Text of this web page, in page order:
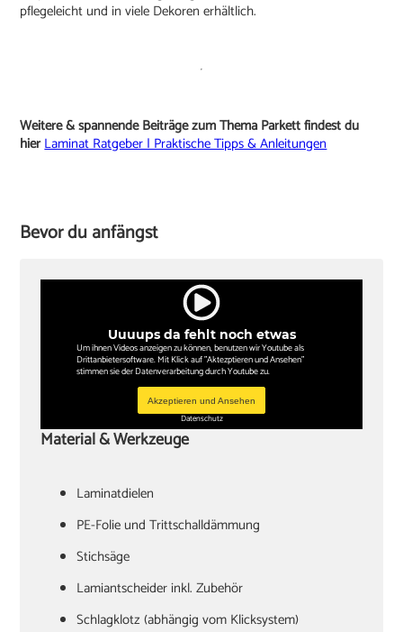
pflegeleicht und in viele Dekoren erhältlich.
Weitere & spannende Beiträge zum Thema Parkett findest du
hierLaminat Ratgeber | Praktische Tipps & Anleitungen
Bevor du anfängst
Uuuups da fehlt noch etwas
Um ihnen Videos anzeigen zu können, benutzen wir Youtube als
Drittanbietersoftware. Mit Klick auf "Aktezptieren und Ansehen"
stimmen sie der Datenverarbeitung durch Youtube zu.
Akzeptieren und Ansehen
Datenschutz
Material & Werkzeuge
Laminatdielen
PE-Folie und Trittschalldämmung
Stichsäge
Lamiantscheider inkl. Zubehör
Schlagklotz (abhängig vom Klicksystem)